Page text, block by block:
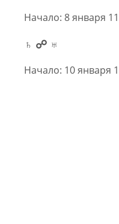
Начало: 8 января
♄ ☍ ♅
Начало: 10 января